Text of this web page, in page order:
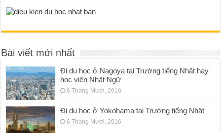
Bài viết mới nhất
Đi du học ở Nagoya tại Trường tiếng Nhật hay
học viện Nhật Ngữ
6 Tháng Mười, 2016
Đi du học ở Yokohama tại Trường tiếng Nhật
6 Tháng Mười, 2016